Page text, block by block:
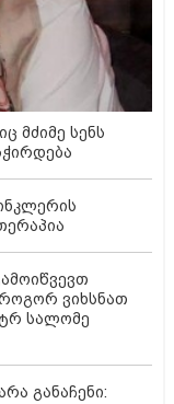
მძიმე სენს
როგორ ვიხსნათ
სალომე
განაჩენი: